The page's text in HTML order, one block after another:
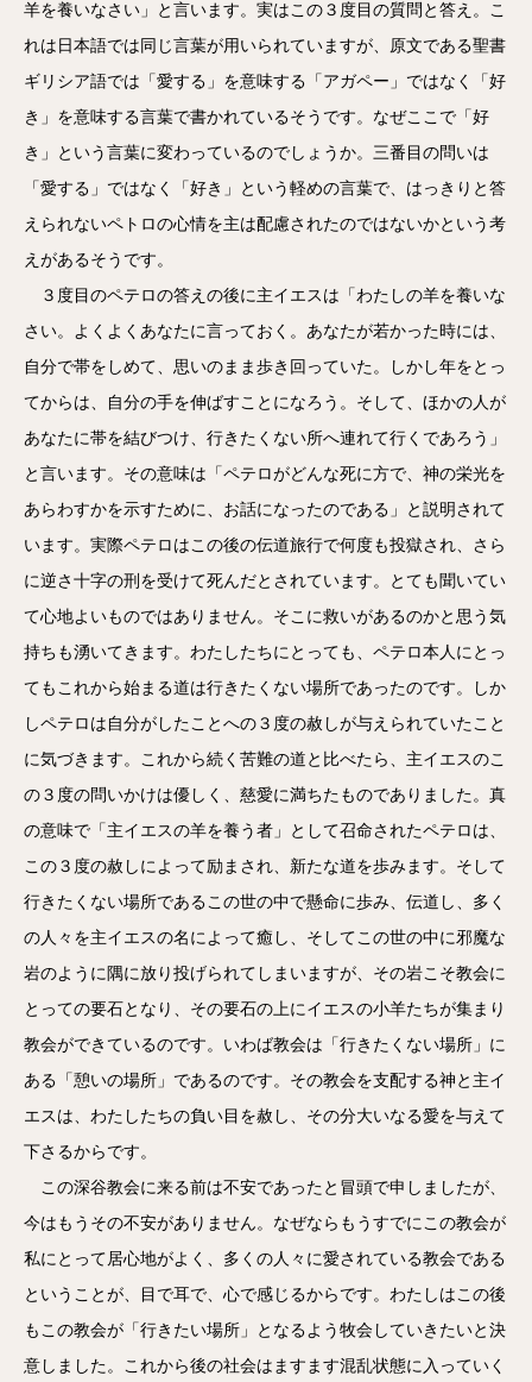
羊を養いなさい」と言います。実はこの３度目の質問と答え。こ
れは日本語では同じ言葉が用いられていますが、原文である聖書
ギリシア語では「愛する」を意味する「アガペー」ではなく「好
き」を意味する言葉で書かれているそうです。なぜここで「好
き」という言葉に変わっているのでしょうか。三番目の問いは
「愛する」ではなく「好き」という軽めの言葉で、はっきりと答
えられないペトロの心情を主は配慮されたのではないかという考
えがあるそうです。
３度目のペテロの答えの後に主イエスは「わたしの羊を養いな
さい。よくよくあなたに言っておく。あなたが若かった時には、
自分で帯をしめて、思いのまま歩き回っていた。しかし年をとっ
てからは、自分の手を伸ばすことになろう。そして、ほかの人が
あなたに帯を結びつけ、行きたくない所へ連れて行くであろう」
と言います。その意味は「ペテロがどんな死に方で、神の栄光を
あらわすかを示すために、お話になったのである」と説明されて
います。実際ペテロはこの後の伝道旅行で何度も投獄され、さら
に逆さ十字の刑を受けて死んだとされています。とても聞いてい
て心地よいものではありません。そこに救いがあるのかと思う気
持ちも湧いてきます。わたしたちにとっても、ペテロ本人にとっ
てもこれから始まる道は行きたくない場所であったのです。しか
しペテロは自分がしたことへの３度の赦しが与えられていたこと
に気づきます。これから続く苦難の道と比べたら、主イエスのこ
の３度の問いかけは優しく、慈愛に満ちたものでありました。真
の意味で「主イエスの羊を養う者」として召命されたペテロは、
この３度の赦しによって励まされ、新たな道を歩みます。そして
行きたくない場所であるこの世の中で懸命に歩み、伝道し、多く
の人々を主イエスの名によって癒し、そしてこの世の中に邪魔な
岩のように隅に放り投げられてしまいますが、その岩こそ教会に
とっての要石となり、その要石の上にイエスの小羊たちが集まり
教会ができているのです。いわば教会は「行きたくない場所」に
ある「憩いの場所」であるのです。その教会を支配する神と主イ
エスは、わたしたちの負い目を赦し、その分大いなる愛を与えて
下さるからです。
この深谷教会に来る前は不安であったと冒頭で申しましたが、
今はもうその不安がありません。なぜならもうすでにこの教会が
私にとって居心地がよく、多くの人々に愛されている教会である
ということが、目で耳で、心で感じるからです。わたしはこの後
もこの教会が「行きたい場所」となるよう牧会していきたいと決
意しました。これから後の社会はますます混乱状態に入っていく